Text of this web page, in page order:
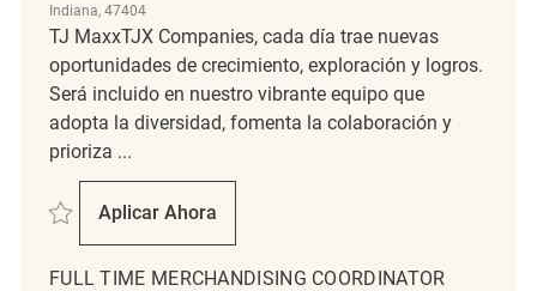
Indiana, 47404
TJ MaxxTJX Companies, cada día trae nuevas
oportunidades de crecimiento, exploración y logros.
Será incluido en nuestro vibrante equipo que
adopta la diversidad, fomenta la colaboración y
prioriza ...
Salvar Full Time Merchandising Coordinator REQ141889
Aplicar Ahora
Full Time Merchandising Coordinator
FULL TIME MERCHANDISING COORDINATOR